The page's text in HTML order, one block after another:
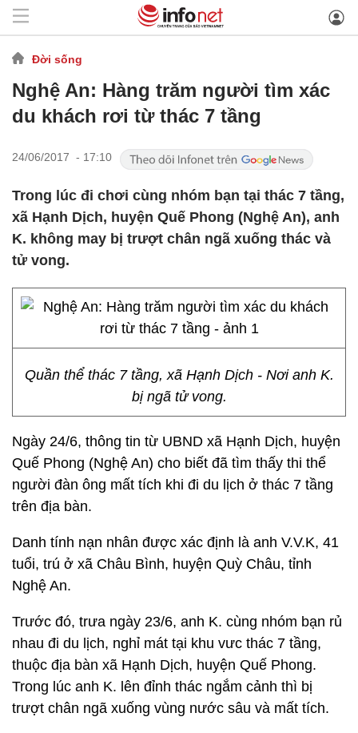
Đời sống
Nghệ An: Hàng trăm người tìm xác
du khách rơi từ thác 7 tầng
24/06/2017 - 17:10
Trong lúc đi chơi cùng nhóm bạn tại thác 7 tầng,
xã Hạnh Dịch, huyện Quế Phong (Nghệ An), anh
K. không may bị trượt chân ngã xuống thác và
tử vong.
Quần thể thác 7 tầng, xã Hạnh Dịch - Nơi anh K.
bị ngã tử vong.
Ngày 24/6, thông tin từ UBND xã Hạnh Dịch, huyện
Quế Phong (Nghệ An) cho biết đã tìm thấy thi thể
người đàn ông mất tích khi đi du lịch ở thác 7 tầng
trên địa bàn.
Danh tính nạn nhân được xác định là anh V.V.K, 41
tuổi, trú ở xã Châu Bình, huyện Quỳ Châu, tỉnh
Nghệ An.
Trước đó, trưa ngày 23/6, anh K. cùng nhóm bạn rủ
nhau đi du lịch, nghỉ mát tại khu vưc thác 7 tầng,
thuộc địa bàn xã Hạnh Dịch, huyện Quế Phong.
Trong lúc anh K. lên đỉnh thác ngắm cảnh thì bị
trượt chân ngã xuống vùng nước sâu và mất tích.